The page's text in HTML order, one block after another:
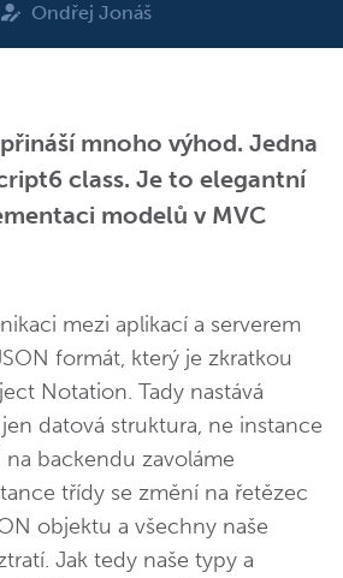
Ondřej Jonáš
mnoho výhod. Jedna
class. Je to elegantní
modelů v MVC
mezi aplikací a serverem
formát, který je zkratkou
Notation. Tady nastává
datová struktura, ne instance
backendu zavoláme
třídy se změní na řetězec
objektu a všechny naše
Jak tedy naše typy a